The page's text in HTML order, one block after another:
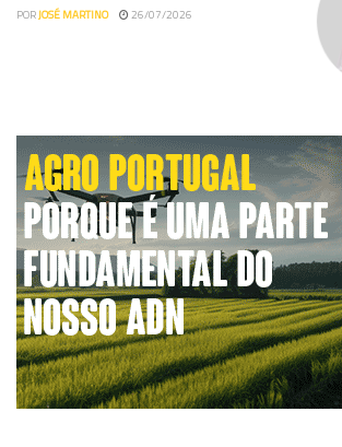
PORJOSÉ MARTINO 26/07/2026